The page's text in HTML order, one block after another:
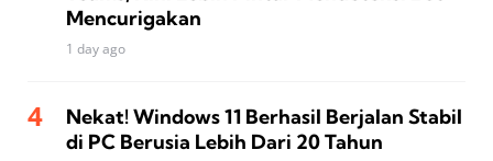
Mencurigakan
1 day ago
Nekat! Windows 11 Berhasil Berjalan Stabil
di PC Berusia Lebih Dari 20 Tahun